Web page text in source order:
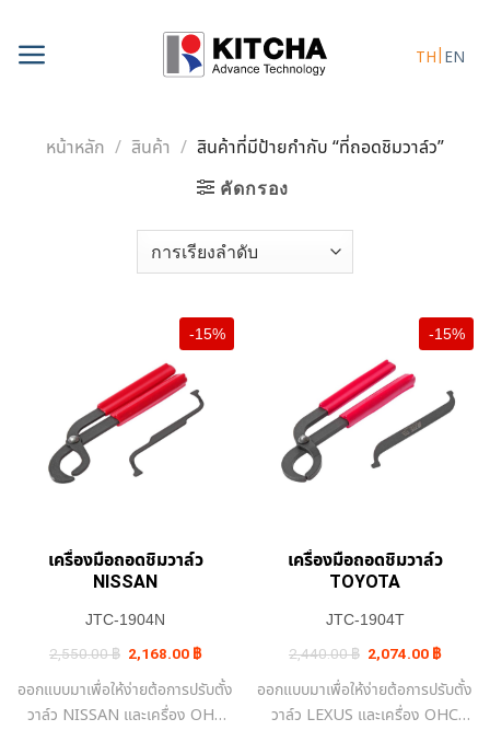
content
TH EN
หน้าหลัก / สินค้า / สินค้าที่มีป้ายกำกับ “ที่ถอดชิมวาล์ว”
คัดกรอง
-15%
เครื่องมือถอดชิมวาล์ว
NISSAN
JTC-1904N
2,550.00฿ Original
price
2,550.00 ฿.
2,168.00 ฿Current
price
2,168.00 ฿.
ออกแบบมาเพื่อให้ง่ายต้อการปรับตั้ง
วาล์ว NISSAN และเครื่อง OHC
-15%
เครื่องมือถอดชิมวาล์ว
TOYOTA
JTC-1904T
2,440.00฿ Original
price
2,440.00 ฿.
2,074.00 ฿Current
price
ออกแบบมาเพื่อให้ง่ายต้อการปรับตั้ง
วาล์ว LEXUS และเครื่อง OHC